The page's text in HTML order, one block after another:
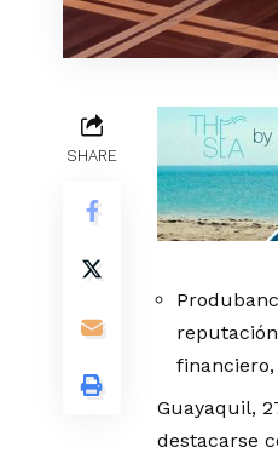
SHARE
Guayaquil,
destacarse